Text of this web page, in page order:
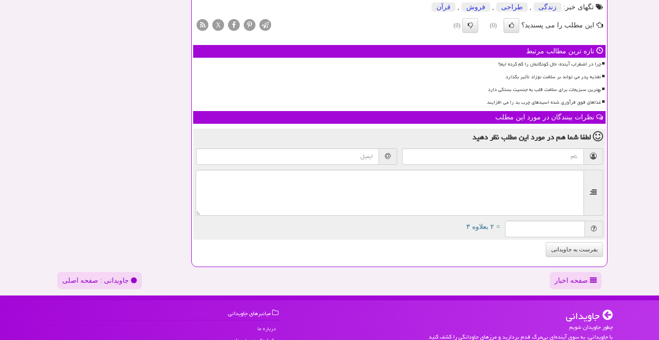
تگهای خبر:
زندگی طراحی فروش قرآن
این مطلب را می پسندید؟ (0)
(0)
X
تازه ترین مطالب مرتبط
چرا در اضطراب آینده، حال کودکانمان را گم کرده ایم؟
تغذیه پدر می تواند بر سلامت نوزاد تأثیر بگذارد
بهترین سبزیجات برای سلامت قلب به جنسیت بستگی دارد
غذاهای فوق فرآوری شده اسیدهای چرب بد را می افزایند
نظرات بینندگان در مورد این مطلب
لطفا شما همدر مورد این مطلبنظر دهید
= ۲ بعلاوه ۳
بفرست به جاویدانی
صفحه اخبار جاویدانی : صفحه اصلی
جاویدانی
چطور جاویدان شویم
با جاویدانی، به سوی آینده‌ای بی‌مرگ قدم بردارید و مرزهای جاودانگی را کشف کنید
میانبرهای جاویدانی
درباره ما